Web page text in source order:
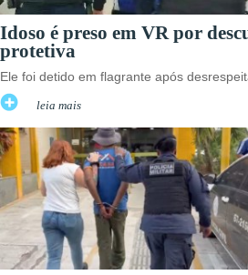
Idoso é preso em VR por
protetiva
Ele foi detido em flagrante após
leia mais